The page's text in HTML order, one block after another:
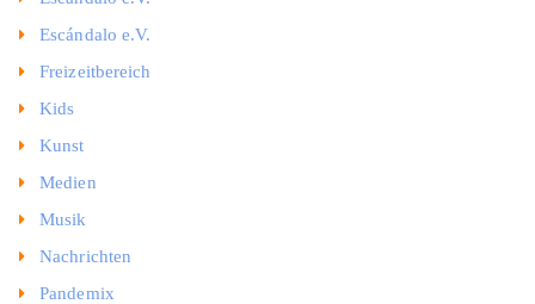
Escándalo e.V.
Freizeitbereich
Kids
Kunst
Medien
Musik
Nachrichten
Pandemix